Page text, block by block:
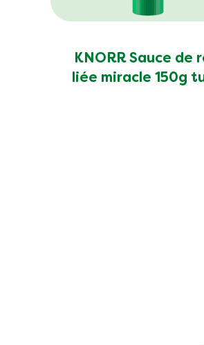
KNORR Sauce de
liée miracle 150g